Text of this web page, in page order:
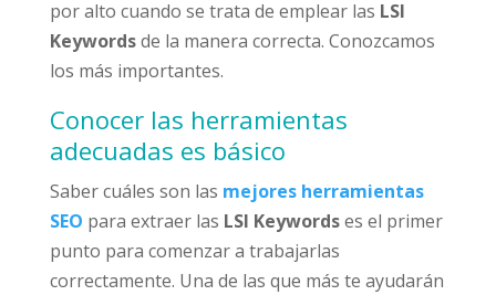
por alto cuando se trata de emplear las LSI
Keywordsde la manera correcta. Conozcamos
los más importantes.
Conocer las herramientas
adecuadas es básico
Saber cuáles son las mejores herramientas
SEO para extraer las LSI Keywordses el primer
punto para comenzar a trabajarlas
correctamente. Una de las que más te ayudarán